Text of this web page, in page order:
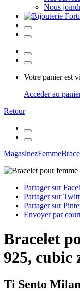
Nous
Votre panier est
Accéder au
Retour
MagasinezFemme
Partager sur
Partager sur
Partager sur
Envoyer par
Bracelet
925, cubic
Ti Sento